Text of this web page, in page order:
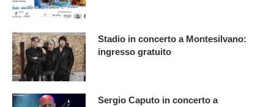
Stadio in concerto a Montesilvano:
ingresso gratuito
Sergio Caputo in concerto a